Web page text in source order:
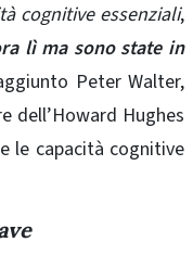
cognitive essenziali,
lì ma sono state in
Peter Walter,
dell’Howard Hughes
le capacità cognitive